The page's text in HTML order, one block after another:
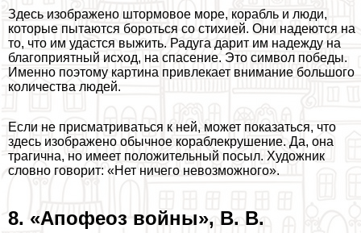
Здесь изображено штормовое море, корабль и люди,
которые пытаются бороться со стихией. Они надеются на
то, что им удастся выжить. Радуга дарит им надежду на
благоприятный исход, на спасение. Это символ победы.
Именно поэтому картина привлекает внимание большого
количества людей.
Если не присматриваться к ней, может показаться, что
здесь изображено обычное кораблекрушение. Да, она
трагична, но имеет положительный посыл. Художник
словно говорит: «Нет ничего невозможного».
8. «Апофеоз войны», В. В.